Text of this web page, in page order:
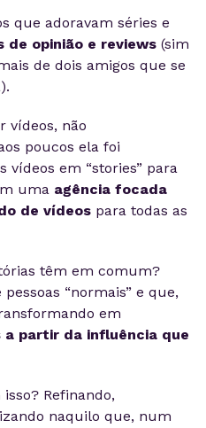
que adoravam séries e
de opinião e reviews (sim
de dois amigos que se
vídeos, não
poucos ela foi
vídeos em “stories” para
uma agência focada
de vídeos para todas as
têm em comum?
“normais” e que,
em
partir da influência que
Refinando,
naquilo que, num